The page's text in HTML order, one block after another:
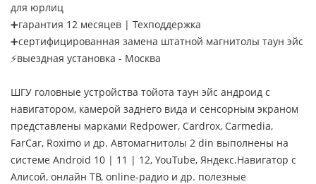
для юрлиц
➕гарантия 12 месяцев | Техподдержка
➕сертифицированная замена штатной магнитолы таун эйс
⚡выездная установка - Москва
ШГУ головные устройства тойота таун эйс андроид с
навигатором, камерой заднего вида и сенсорным экраном
представлены марками Redpower, Cardrox, Carmedia,
FarCar, Roximo и др. Автомагнитолы 2 din выполнены на
системе Android 10 | 11 | 12, YouTube, Яндекс.Навигатор с
Алисой, онлайн ТВ, online-радио и др. полезные